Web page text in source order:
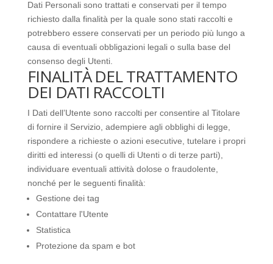
Dati Personali sono trattati e conservati per il tempo
richiesto dalla finalità per la quale sono stati raccolti e
potrebbero essere conservati per un periodo più lungo a
causa di eventuali obbligazioni legali o sulla base del
consenso degli Utenti.
FINALITÀ DEL TRATTAMENTO
DEI DATI RACCOLTI
I Dati dell’Utente sono raccolti per consentire al Titolare
di fornire il Servizio, adempiere agli obblighi di legge,
rispondere a richieste o azioni esecutive, tutelare i propri
diritti ed interessi (o quelli di Utenti o di terze parti),
individuare eventuali attività dolose o fraudolente,
nonché per le seguenti finalità:
Gestione dei tag
Contattare l'Utente
Statistica
Protezione da spam e bot